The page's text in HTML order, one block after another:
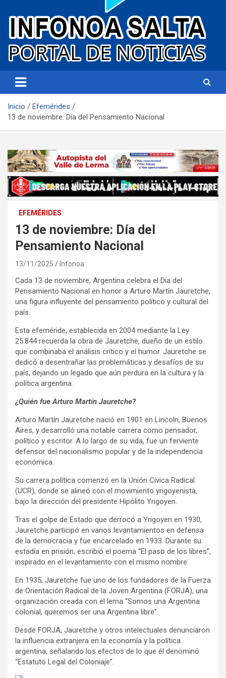
Infonoa Salta
Inicio
Efemérides
13 de noviembre: Día del Pensamiento Nacional
EFEMÉRIDES
13 de noviembre: Día del
Pensamiento Nacional
13/11/2025 Infonoa
Cada 13 de noviembre, Argentina celebra el Día del
Pensamiento Nacional en honor a Arturo Martín Jauretche,
una figura influyente del pensamiento político y cultural del
país.
Esta efeméride, establecida en 2004 mediante la Ley
25.844 recuerda la obra de Jauretche, dueño de un estilo
que combinaba el análisis crítico y el humor. Jauretche se
dedicó a desentrañar las problemáticas y desafíos de su
país, dejando un legado que aún perdura en la cultura y la
política argentina.
¿Quién fue Arturo Martín Jauretche?
Arturo Martín Jauretche nació en 1901 en Lincoln, Buenos
Aires, y desarrolló una notable carrera como pensador,
político y escritor. A lo largo de su vida, fue un ferviente
defensor del nacionalismo popular y de la independencia
económica.
Su carrera política comenzó en la Unión Cívica Radical
(UCR), donde se alineó con el movimiento yrigoyenista,
bajo la dirección del presidente Hipólito Yrigoyen.
Tras el golpe de Estado que derrocó a Yrigoyen en 1930,
Jauretche participó en varios levantamientos en defensa
de la democracia y fue encarcelado en 1933. Durante su
estadía en prisión, escribió el poema “El paso de los libres”,
inspirado en el levantamiento con el mismo nombre.
En 1935, Jauretche fue uno de los fundadores de la Fuerza
de Orientación Radical de la Joven Argentina (FORJA), una
organización creada con el lema “Somos una Argentina
colonial, queremos ser una Argentina libre”.
Desde FORJA, Jauretche y otros intelectuales denunciaron
la influencia extranjera en la economía y la política
argentina, señalando los efectos de lo que él denominó
“Estatuto Legal del Coloniaje”.